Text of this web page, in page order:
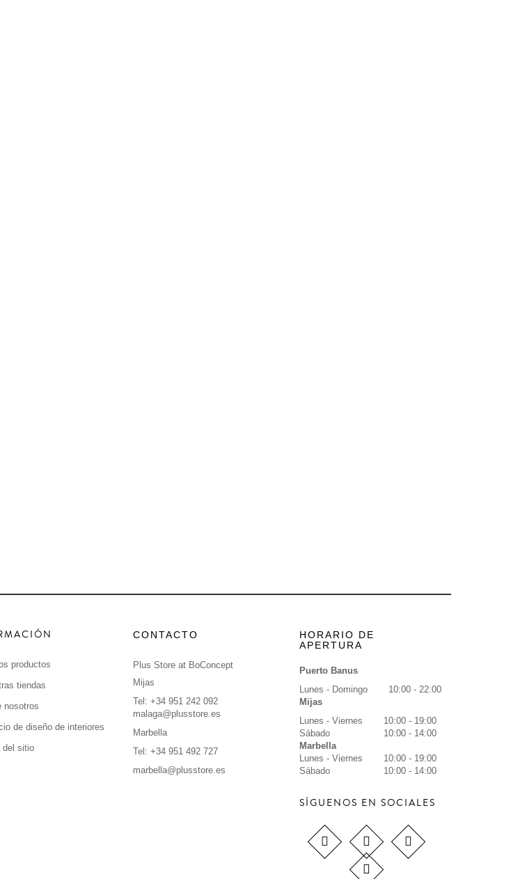
productos
tiendas
nosotros
de diseño de interiores
del sitio
CONTACTO
Plus Store at BoConcept
Mijas
Tel: +34 951 242 092
malaga@plusstore.es
Marbella
Tel: +34 951 492 727
marbella@plusstore.es
HORARIO DE
APERTURA
Puerto Banus
Lunes - Domingo
10:00 - 22:00
Mijas
Lunes - Viernes
10:00 - 19:00
Sábado
10:00 - 14:00
Marbella
Lunes - Viernes
10:00 - 19:00
Sábado
10:00 - 14:00
SÍGUENOS EN SOCIALES